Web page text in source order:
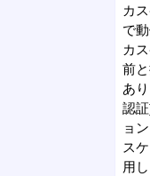
カ
で
カ
前
あ
認
ョ
ス
用